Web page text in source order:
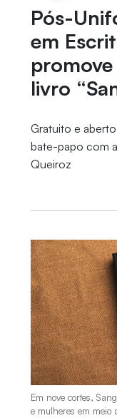
Pós-
em
livro
Gratuito e
bate-papo com
Queiroz
Em nove cortes,
e mulheres em meio